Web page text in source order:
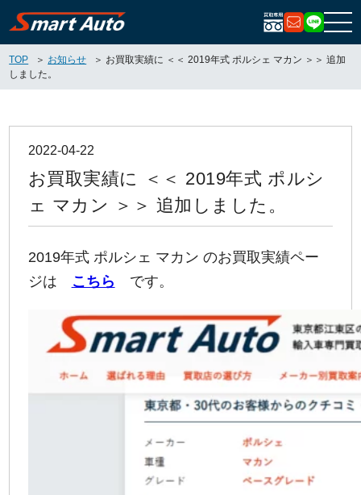
お問い合
LINE
TOP お知らせ
お買取実績に ＜＜ 2019年式 ポルシェ マカン ＞＞ 追加
しました。
2022-04-22
お買取実績に ＜＜ 2019年式 ポルシ
ェ マカン ＞＞ 追加しました。
2019年式 ポルシェ マカン のお買取実績ペー
ジは
こちら です。